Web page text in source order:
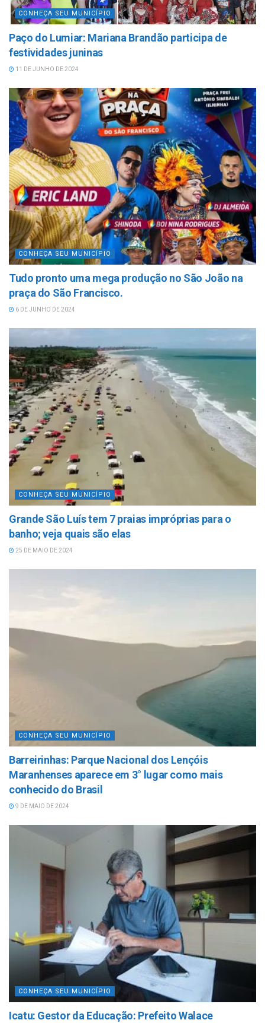
CONHEÇA SEU MUNICÍPIO
Paço do Lumiar: Mariana Brandão participa de
festividades juninas
11 DE JUNHO DE 2024
CONHEÇA SEU MUNICÍPIO
Tudo pronto uma mega produção no São João na
praça do São Francisco.
6 DE JUNHO DE 2024
CONHEÇA SEU MUNICÍPIO
Grande São Luís tem 7 praias impróprias para o
banho; veja quais são elas
25 DE MAIO DE 2024
CONHEÇA SEU MUNICÍPIO
Barreirinhas: Parque Nacional dos Lençóis
Maranhenses aparece em 3° lugar como mais
conhecido do Brasil
9 DE MAIO DE 2024
CONHEÇA SEU MUNICÍPIO
Icatu: Gestor da Educação: Prefeito Walace